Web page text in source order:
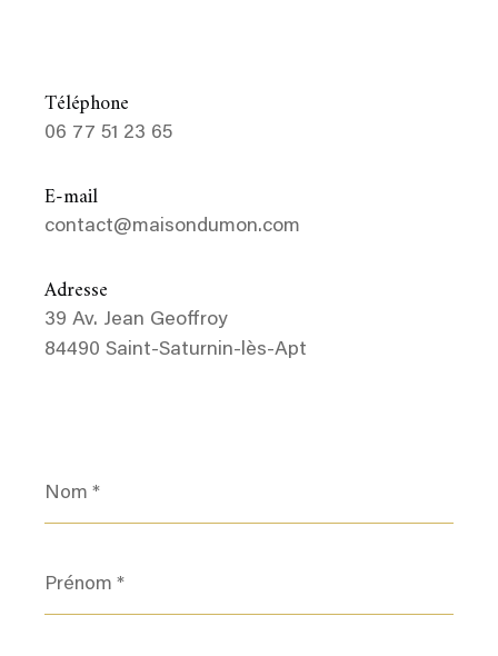
Téléphone
06 77 51 23 65
E-mail
contact@maisondumon.com
Adresse
39 Av. Jean Geoffroy
84490 Saint-Saturnin-lès-Apt
*
*